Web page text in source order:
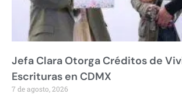
Jefa Clara Otorga Créditos de
Escrituras en CDMX
7 de agosto, 2026